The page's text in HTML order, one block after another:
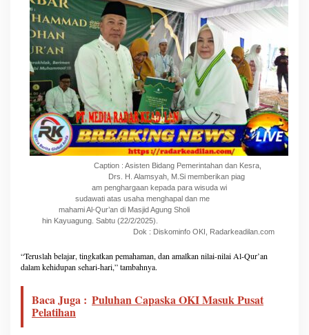
Caption : Asisten Bidang Pemerintahan dan Kesra,
Drs. H. Alamsyah, M.Si memberikan piag
am penghargaan kepada para wisuda wi
sudawati atas usaha menghapal dan me
mahami Al-Qur’an di Masjid Agung Sholi
hin Kayuagung. Sabtu (22/2/2025).
Dok : Diskominfo OKI, Radarkeadilan.com
“Teruslah belajar, tingkatkan pemahaman, dan amalkan nilai-nilai Al-Qur’an
dalam kehidupan sehari-hari,” tambahnya.
Baca Juga : Puluhan Capaska OKI Masuk Pusat
Pelatihan